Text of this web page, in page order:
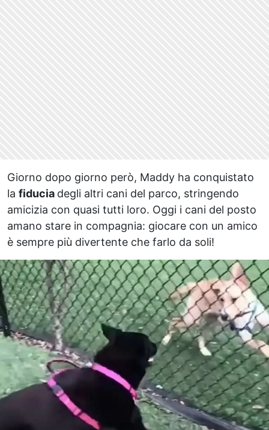
Giorno dopo giorno però, Maddy ha conquistato
la fiducia degli altri cani del parco, stringendo
amicizia con quasi tutti loro. Oggi i cani del posto
amano stare in compagnia: giocare con un amico
è sempre più divertente che farlo da soli!